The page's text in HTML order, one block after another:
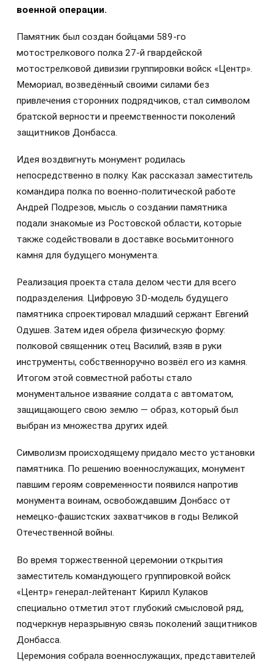
военной операции.
Памятник был создан бойцами 589-го
мотострелкового полка 27-й гвардейской
мотострелковой дивизии группировки войск «Центр».
Мемориал, возведённый своими силами без
привлечения сторонних подрядчиков, стал символом
братской верности и преемственности поколений
защитников Донбасса.
Идея воздвигнуть монумент родилась
непосредственно в полку. Как рассказал заместитель
командира полка по военно-политической работе
Андрей Подрезов, мысль о создании памятника
подали знакомые из Ростовской области, которые
также содействовали в доставке восьмитонного
камня для будущего монумента.
Реализация проекта стала делом чести для всего
подразделения. Цифровую 3D-модель будущего
памятника спроектировал младший сержант Евгений
Одушев. Затем идея обрела физическую форму:
полковой священник отец Василий, взяв в руки
инструменты, собственноручно возвёл его из камня.
Итогом этой совместной работы стало
монументальное изваяние солдата с автоматом,
защищающего свою землю — образ, который был
выбран из множества других идей.
Символизм происходящему придало место установки
памятника. По решению военнослужащих, монумент
павшим героям современности появился напротив
монумента воинам, освобождавшим Донбасс от
немецко-фашистских захватчиков в годы Великой
Отечественной войны.
Во время торжественной церемонии открытия
заместитель командующего группировкой войск
«Центр» генерал-лейтенант Кирилл Кулаков
специально отметил этот глубокий смысловой ряд,
подчеркнув неразрывную связь поколений защитников
Донбасса.
Церемония собрала военнослужащих, представителей